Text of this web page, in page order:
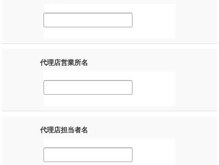
代理店営業所名
代理店担当者名